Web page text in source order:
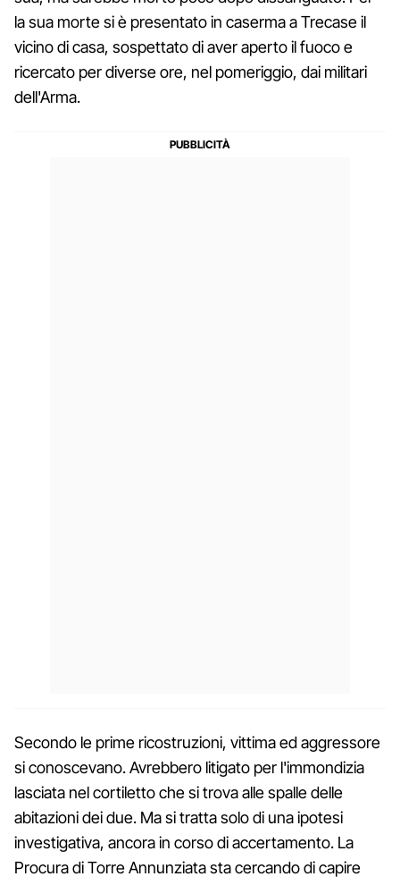
la sua morte si è presentato in caserma a Trecase il
vicino di casa, sospettato di aver aperto il fuoco e
ricercato per diverse ore, nel pomeriggio, dai militari
dell'Arma.
Secondo le prime ricostruzioni, vittima ed aggressore
si conoscevano. Avrebbero litigato per l'immondizia
lasciata nel cortiletto che si trova alle spalle delle
abitazioni dei due. Ma si tratta solo di una ipotesi
investigativa, ancora in corso di accertamento. La
Procura di Torre Annunziata sta cercando di capire